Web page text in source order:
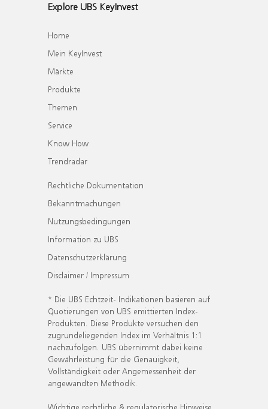
Explore UBS KeyInvest
Home
Mein KeyInvest
Märkte
Produkte
Themen
Service
Know How
Trendradar
Rechtliche Dokumentation
Bekanntmachungen
Nutzungsbedingungen
Information zu UBS
Datenschutzerklärung
Disclaimer / Impressum
* Die UBS Echtzeit- Indikationen basieren auf
Quotierungen von UBS emittierten Index-
Produkten. Diese Produkte versuchen den
zugrundeliegenden Index im Verhältnis 1:1
nachzufolgen. UBS übernimmt dabei keine
Gewährleistung für die Genauigkeit,
Vollständigkeit oder Angemessenheit der
angewandten Methodik.